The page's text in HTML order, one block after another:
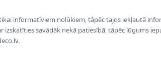
informatīviem nolūkiem, tāpēc tajos iekļautā
savādāk nekā patiesībā, tāpēc lūgums